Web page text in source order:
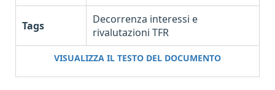
Tags
Decorrenza interessi e
rivalutazioni TFR
VISUALIZZA IL TESTO DEL DOCUMENTO